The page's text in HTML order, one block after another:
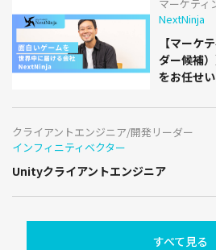
マーケティ
NextNinja
【マーケ
ダー候補
をお任せ
クライアントエンジニア/開発リーダー
インフィニティベクター
Unityクライアントエンジニア
すべて見る